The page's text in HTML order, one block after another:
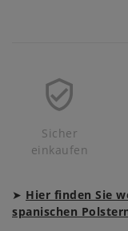
Sicher
einkaufen
➤ Hier finden Sie
spanischen